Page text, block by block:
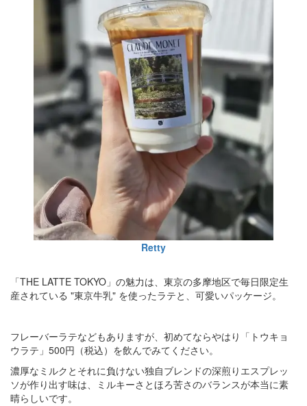
Retty
「THE LATTE TOKYO」の魅力は、東京の多摩地区で毎日限定生
産されている "東京牛乳" を使ったラテと、可愛いパッケージ。
フレーバーラテなどもありますが、初めてならやはり「トウキョ
ウラテ」500円（税込）を飲んでみてください。
濃厚なミルクとそれに負けない独自ブレンドの深煎りエスプレッ
ソが作り出す味は、ミルキーさとほろ苦さのバランスが本当に素
晴らしいです。